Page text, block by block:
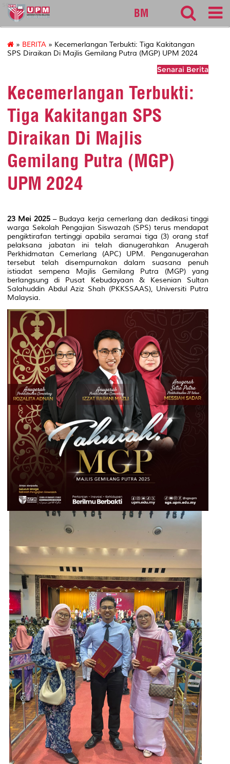
sgs
BM
» BERITA » Kecemerlangan Terbukti: Tiga Kakitangan
SPS Diraikan Di Majlis Gemilang Putra (MGP) UPM 2024
Senarai Berita
Kecemerlangan Terbukti:
Tiga Kakitangan SPS
Diraikan Di Majlis
Gemilang Putra (MGP)
UPM 2024
23 Mei 2025– Budaya kerja cemerlang dan dedikasi tinggi
warga Sekolah Pengajian Siswazah (SPS) terus mendapat
pengiktirafan tertinggi apabila seramai tiga (3) orang staf
pelaksana jabatan ini telah dianugerahkan Anugerah
Perkhidmatan Cemerlang (APC) UPM. Penganugerahan
tersebut telah disempurnakan dalam suasana penuh
istiadat sempena Majlis Gemilang Putra (MGP) yang
berlangsung di Pusat Kebudayaan & Kesenian Sultan
Salahuddin Abdul Aziz Shah (PKKSSAAS), Universiti Putra
Malaysia.